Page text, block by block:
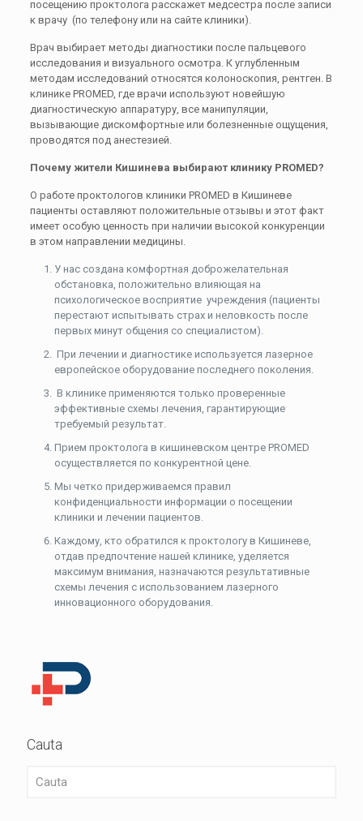
посещению проктолога расскажет медсестра после записи
к врачу (по телефону или на сайте клиники).
Врач выбирает методы диагностики после пальцевого
исследования и визуального осмотра. К углубленным
методам исследований относятся колоноскопия, рентген. В
клинике PROMED, где врачи используют новейшую
диагностическую аппаратуру, все манипуляции,
вызывающие дискомфортные или болезненные ощущения,
проводятся под анестезией.
Почему жители Кишинева выбирают клинику PROMED?
О работе проктологов клиники PROMED в Кишиневе
пациенты оставляют положительные отзывы и этот факт
имеет особую ценность при наличии высокой конкуренции
в этом направлении медицины.
У нас создана комфортная доброжелательная
обстановка, положительно влияющая на
психологическое восприятие учреждения (пациенты
перестают испытывать страх и неловкость после
первых минут общения со специалистом).
При лечении и диагностике используется лазерное
европейское оборудование последнего поколения.
В клинике применяются только проверенные
эффективные схемы лечения, гарантирующие
требуемый результат.
Прием проктолога в кишиневском центре PROMED
осуществляется по конкурентной цене.
Мы четко придерживаемся правил
конфиденциальности информации о посещении
клиники и лечении пациентов.
Каждому, кто обратился к проктологу в Кишиневе,
отдав предпочтение нашей клинике, уделяется
максимум внимания, назначаются результативные
схемы лечения с использованием лазерного
инновационного оборудования.
Cauta